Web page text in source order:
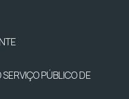
PÚBLICO DE